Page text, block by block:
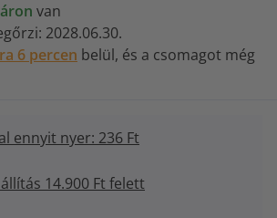
van
2028.06.30.
6 percen belül, és a csomagot még
ennyit nyer: 236 Ft
14.900 Ft felett